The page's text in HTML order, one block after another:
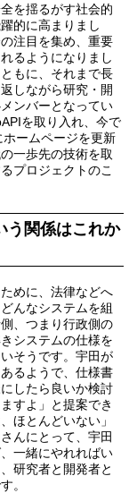
を揺るがす社会的
的に高まりまし
注目を集め、重要
るようになりまし
もに、それまで長
しながら研究・開
ンバーとなってい
を取り入れ、今で
ームページを更新
一歩先の技術を取
プロジェクトのこ
う関係はこれか
めに、法律などへ
んなシステムを組
、つまり行政側の
システムの仕様を
そうです。宇田が
るようで、仕様書
したら良いか検討
すよ」と提案でき
ほとんどいない」
んにとって、宇田
一緒にやれればい
研究者と開発者と
。